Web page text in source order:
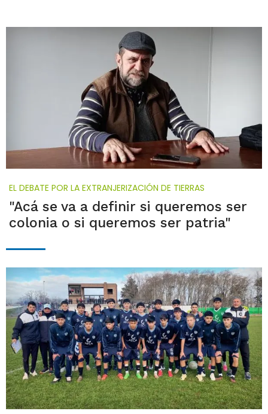
EL DEBATE POR LA EXTRANJERIZACIÓN DE TIERRAS
"Acá se va a definir si queremos ser
colonia o si queremos ser patria"